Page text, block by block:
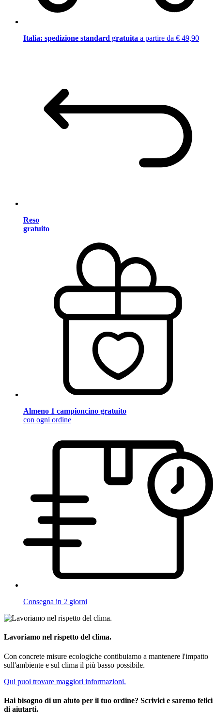
Italia: spedizione standard gratuita a partire da € 49,90
Reso
gratuito
Almeno 1 campioncino gratuito
con ogni ordine
Consegna in 2 giorni
Lavoriamo nel rispetto del clima.
Con concrete misure ecologiche contibuiamo a mantenere l'impatto
sull'ambiente e sul clima il più basso possibile.
Qui puoi trovare maggiori informazioni.
Hai bisogno di un aiuto per il tuo ordine? Scrivici e saremo felici
di aiutarti.